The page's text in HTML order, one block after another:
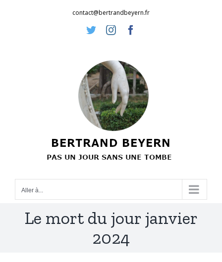
contact@bertrandbeyern.fr
TwitterInstagram
Aller à...
Le mort du jour janvier
2024